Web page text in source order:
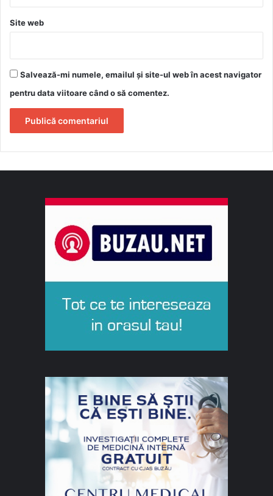
Site web
Salvează-mi numele, emailul și site-ul web în acest navigator
pentru data viitoare când o să comentez.